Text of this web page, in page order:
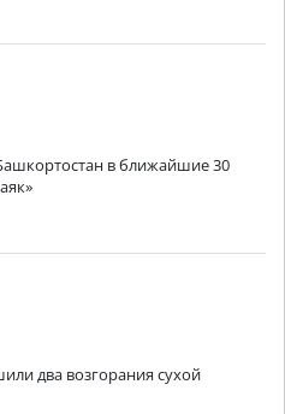
в ближайшие 30
два возгорания сухой